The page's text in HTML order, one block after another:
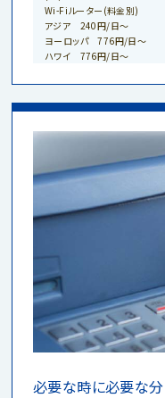
Wi-Fiルーター(料金別)
アジア 240円/日〜
ヨーロッパ 776円/日〜
ハワイ 776円/日〜
必要な時に必要な